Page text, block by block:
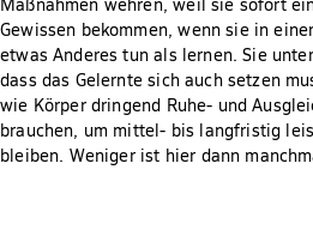
Gewissen bekommen, wenn sie in
etwas Anderes tun als lernen. Sie
dass das Gelernte sich auch setzen
wie Körper dringend Ruhe- und
brauchen, um mittel- bis langfristig
bleiben. Weniger ist hier dann